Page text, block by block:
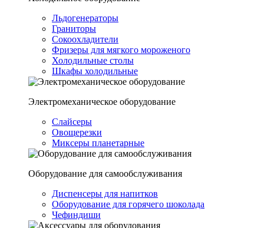
Льдогенераторы
Граниторы
Сокоохладители
Фризеры для мягкого мороженого
Холодильные столы
Шкафы холодильные
Электромеханическое оборудование
Слайсеры
Овощерезки
Миксеры планетарные
Оборудование для самообслуживания
Диспенсеры для напитков
Оборудование для горячего шоколада
Чефиндиши